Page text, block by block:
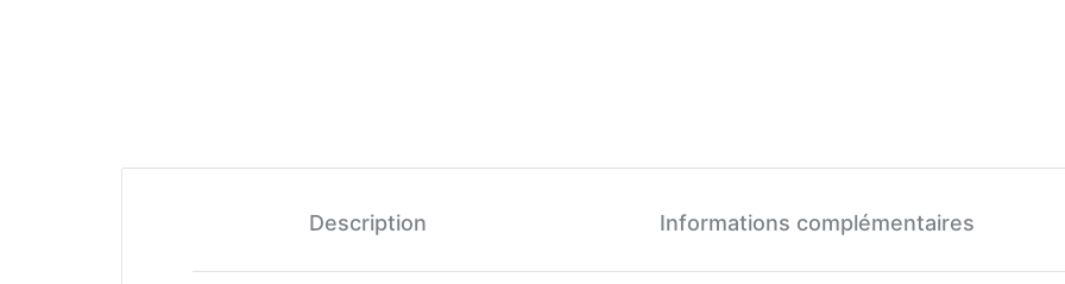
Description Informations complémentaires